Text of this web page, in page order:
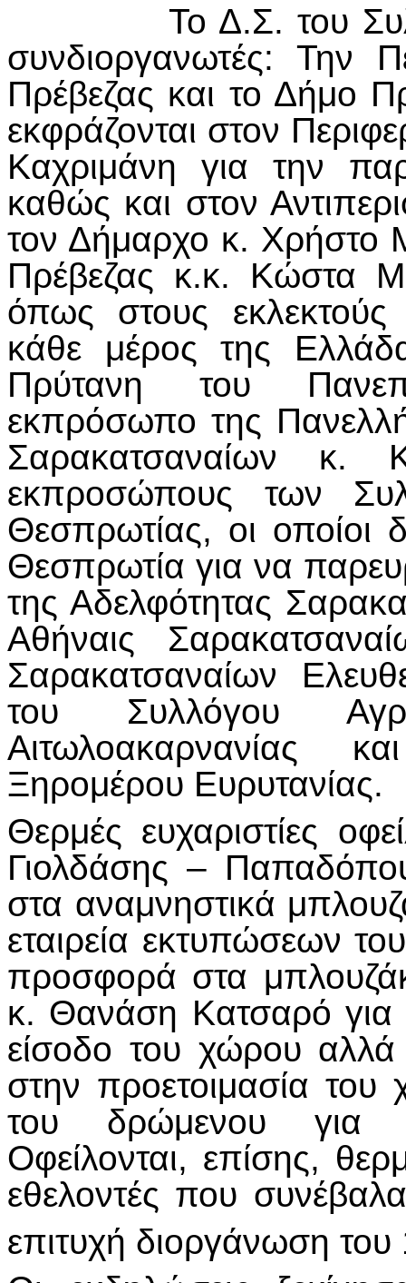
Το Δ.Σ. του
συνδιοργανωτές: Την
Πρέβεζας και το Δήμο
εκφράζονται στον
Καχριμάνη για την
καθώς και στον
τον Δήμαρχο κ. Χρήστο
Πρέβεζας κ.κ. Κώστα
όπως στους
κάθε μέρος της
Πρύτανη του
εκπρόσωπο της
Σαρακατσαναίων κ.
εκπροσώπους των
Θεσπρωτίας, οι
Θεσπρωτία για να
της Αδελφότητας
Αθήναις
Σαρακατσαναίων
του Συλλόγου
Αιτωλοακαρνανίας
Ξηρομέρου Ευρυτανίας.
Θερμές ευχαριστίες
Γιολδάσης –
στα αναμνηστικά
εταιρεία εκτυπώσεων
προσφορά στα
κ. Θανάση Κατσαρό για
είσοδο του χώρου αλλά
στην προετοιμασία του
του δρώμενου για
Οφείλονται, επίσης,
εθελοντές που
επιτυχή διοργάνωση του